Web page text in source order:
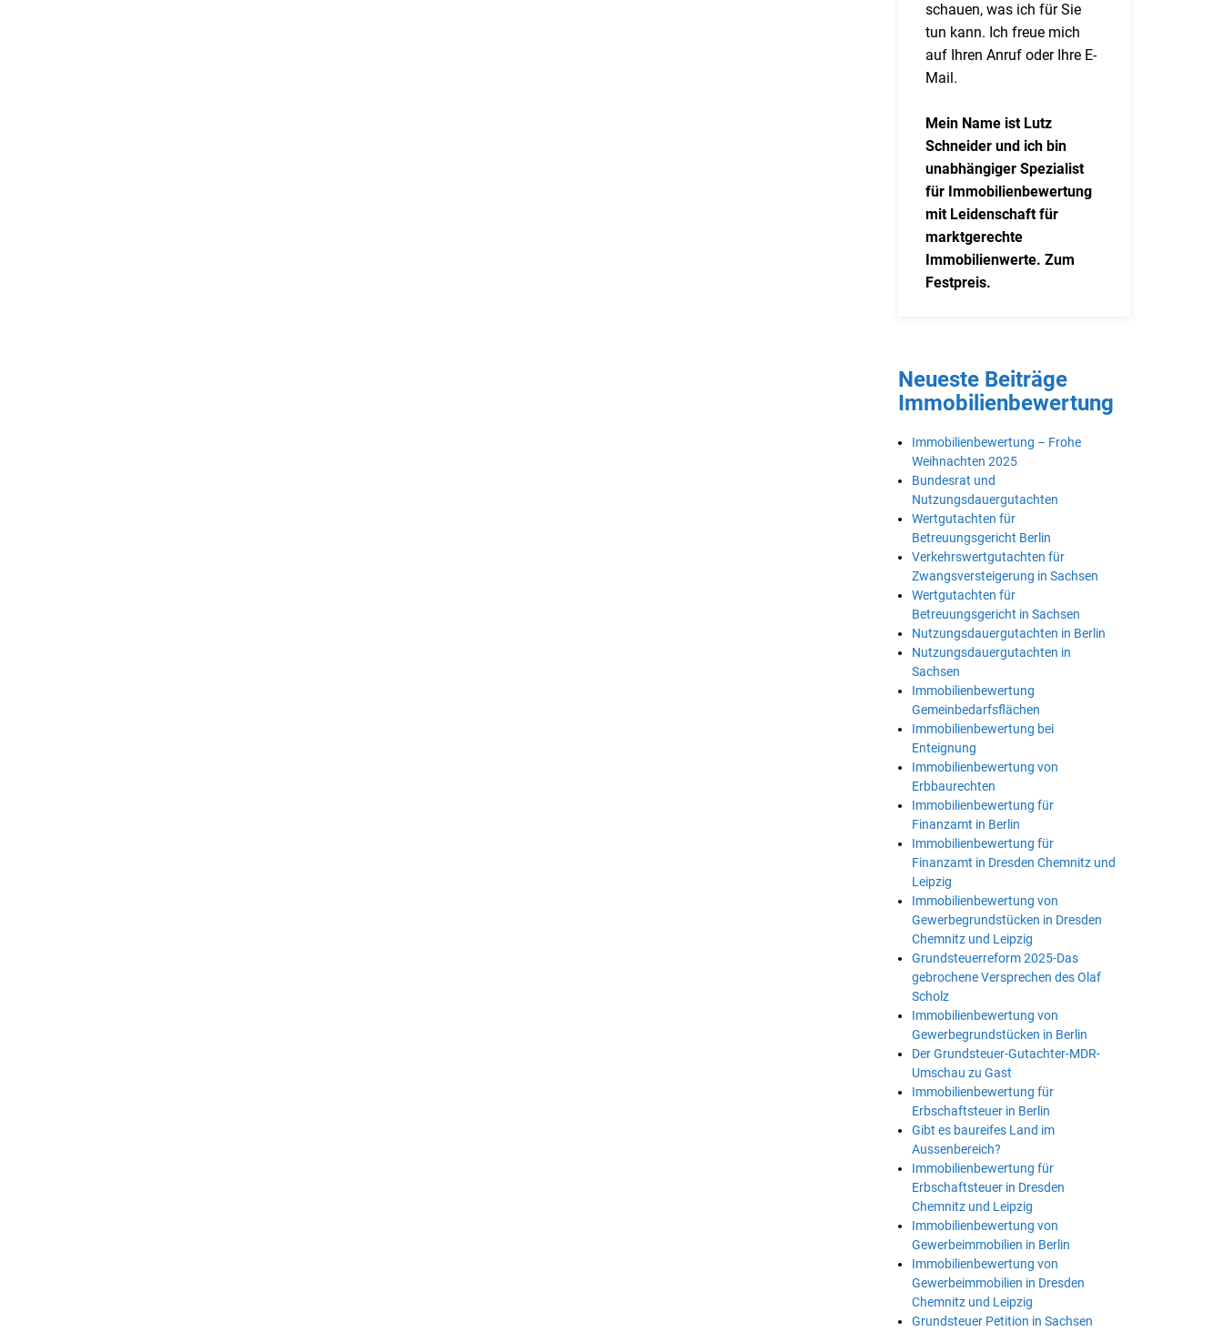
schauen, was ich für Sie
tun kann. Ich freue mich
auf Ihren Anruf oder Ihre E-
Mail.
Mein Name ist Lutz
Schneider und ich bin
unabhängiger Spezialist
für Immobilienbewertung
mit Leidenschaft für
marktgerechte
Immobilienwerte. Zum
Festpreis.
Neueste Beiträge
Immobilienbewertung
Immobilienbewertung – Frohe
Weihnachten 2025
Bundesrat und
Nutzungsdauergutachten
Wertgutachten für
Betreuungsgericht Berlin
Verkehrswertgutachten für
Zwangsversteigerung in Sachsen
Wertgutachten für
Betreuungsgericht in Sachsen
Nutzungsdauergutachten in Berlin
Nutzungsdauergutachten in
Sachsen
Immobilienbewertung
Gemeinbedarfsflächen
Immobilienbewertung bei
Enteignung
Immobilienbewertung von
Erbbaurechten
Immobilienbewertung für
Finanzamt in Berlin
Immobilienbewertung für
Finanzamt in Dresden Chemnitz und
Leipzig
Immobilienbewertung von
Gewerbegrundstücken in Dresden
Chemnitz und Leipzig
Grundsteuerreform 2025-Das
gebrochene Versprechen des Olaf
Scholz
Immobilienbewertung von
Gewerbegrundstücken in Berlin
Der Grundsteuer-Gutachter-MDR-
Umschau zu Gast
Immobilienbewertung für
Erbschaftsteuer in Berlin
Gibt es baureifes Land im
Aussenbereich?
Immobilienbewertung für
Erbschaftsteuer in Dresden
Chemnitz und Leipzig
Immobilienbewertung von
Gewerbeimmobilien in Berlin
Immobilienbewertung von
Gewerbeimmobilien in Dresden
Chemnitz und Leipzig
Grundsteuer Petition in Sachsen